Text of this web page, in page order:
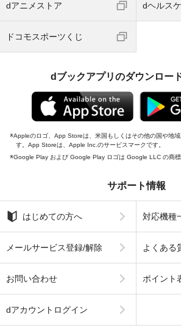
dアニメストア dヘルス
ドコモスポーツくじ
dブックアプリのダウンロー
Appleのロゴ、App Storeは、米国もしくはその他の国や地
す。App Storeは、Apple Inc.のサービスマークです。
Google Play および Google Play ロゴは Google LLC の商標
サポート情報
はじめての方へ 対応機種
メールサービス登録/解除 よくある
お問い合わせ ポイント
dアカウントログイン